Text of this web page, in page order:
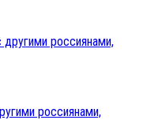
россиянами,